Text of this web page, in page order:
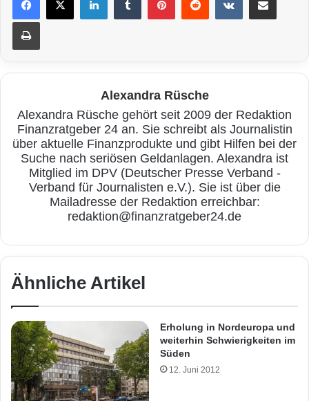
Drucken
Alexandra Rüsche
Alexandra Rüsche gehört seit 2009 der Redaktion
Finanzratgeber 24 an. Sie schreibt als Journalistin
über aktuelle Finanzprodukte und gibt Hilfen bei der
Suche nach seriösen Geldanlagen. Alexandra ist
Mitglied im DPV (Deutscher Presse Verband -
Verband für Journalisten e.V.). Sie ist über die
Mailadresse der Redaktion erreichbar:
redaktion@finanzratgeber24.de
Ähnliche Artikel
Erholung in Nordeuropa und
weiterhin Schwierigkeiten im
Süden
12. Juni 2012